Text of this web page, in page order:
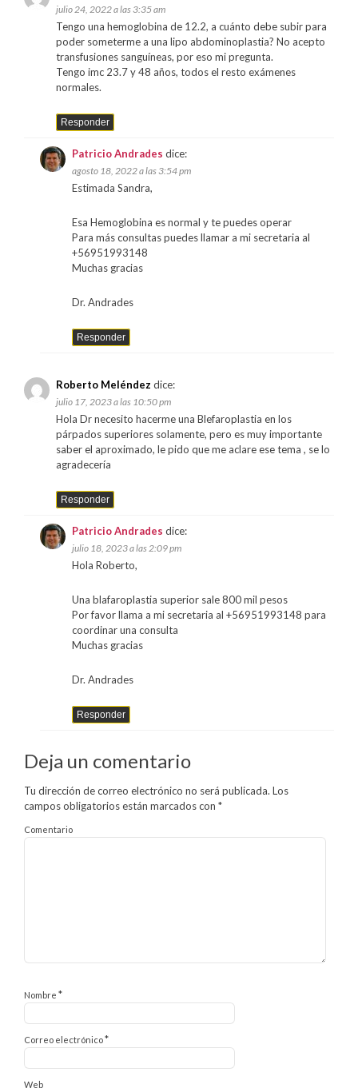
julio 24, 2022 a las 3:35 am
Tengo una hemoglobina de 12.2, a cuánto debe subir para
poder someterme a una lipo abdominoplastia? No acepto
transfusiones sanguíneas, por eso mi pregunta.
Tengo imc 23.7 y 48 años, todos el resto exámenes
normales.
Responder
Patricio Andrades dice:
agosto 18, 2022 a las 3:54 pm
Estimada Sandra,
Esa Hemoglobina es normal y te puedes operar
Para más consultas puedes llamar a mi secretaria al
+56951993148
Muchas gracias
Dr. Andrades
Responder
Roberto Meléndez dice:
julio 17, 2023 a las 10:50 pm
Hola Dr necesito hacerme una Blefaroplastia en los
párpados superiores solamente, pero es muy importante
saber el aproximado, le pido que me aclare ese tema , se lo
agradecería
Responder
Patricio Andrades dice:
julio 18, 2023 a las 2:09 pm
Hola Roberto,
Una blafaroplastia superior sale 800 mil pesos
Por favor llama a mi secretaria al +56951993148 para
coordinar una consulta
Muchas gracias
Dr. Andrades
Responder
Deja un comentario
Tu dirección de correo electrónico no será publicada. Los
campos obligatorios están marcados con *
Comentario
Nombre *
Correo electrónico*
Web